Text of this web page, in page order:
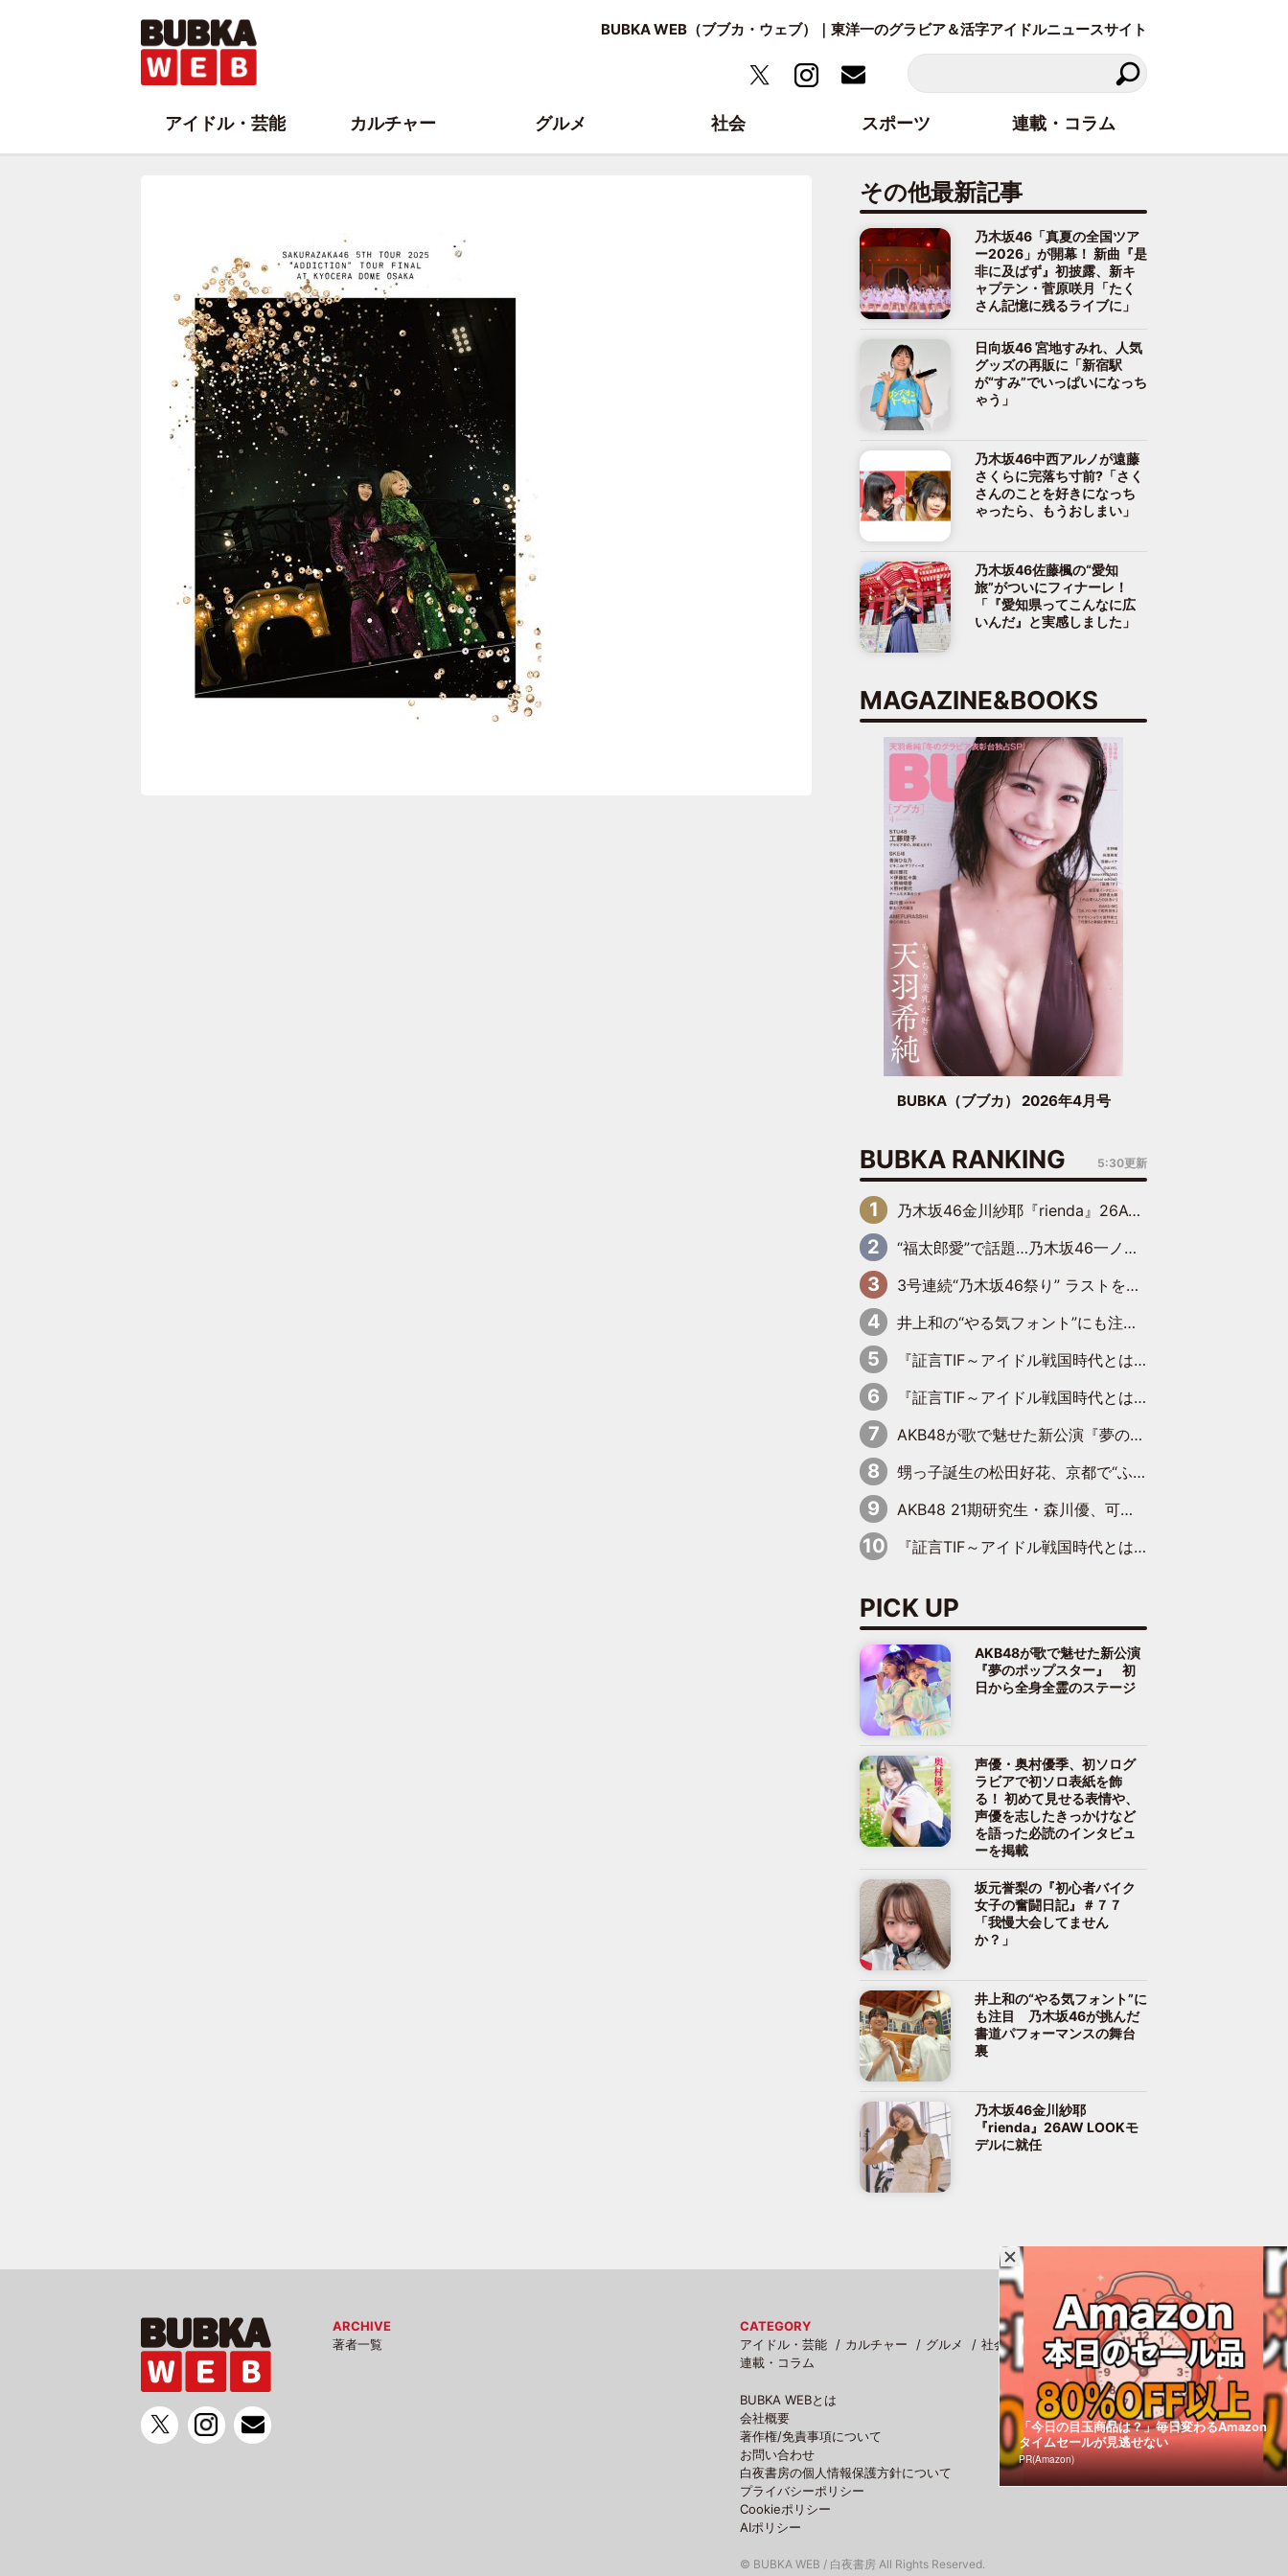
BUBKA WEB（ブブカ・ウェブ）｜東洋一のグラビア＆活字アイドルニュースサイト
その他最新記事
乃木坂46「真夏の全国ツア
ー2026」が開幕！ 新曲『是
非に及ばず』初披露、新キ
ャプテン・菅原咲月「たく
さん記憶に残るライブに」
日向坂46 宮地すみれ、人気
グッズの再販に「新宿駅
が“すみ”でいっぱいになっち
ゃう」
乃木坂46中西アルノが遠藤
さくらに完落ち寸前?「さく
さんのことを好きになっち
ゃったら、もうおしまい」
乃木坂46佐藤楓の“愛知
旅”がついにフィナーレ！
「『愛知県ってこんなに広
いんだ』と実感しました」
MAGAZINE&BOOKS
BUBKA（ブブカ） 2026年4月号
BUBKA RANKING 5:30更新
乃木坂46金川紗耶『rienda』26AW LOOKモデルに就任
“福太郎愛”で話題…乃木坂46一ノ瀬美空、地元福岡『めんべい25周年トップサポーター』に就任
3号連続“乃木坂46祭り” ラストを飾るのは賀喜遥香…5年ぶりの登場に「5年分大人になった私を見ていただけたら」
井上和の“やる気フォント”にも注目 乃木坂46が挑んだ書道パフォーマンスの舞台裏
『証言TIF～アイドル戦国時代とはなんだったのか～』第6回：でんぱ組.inc・古川未鈴×相沢梨紗「『ハロプロやりたかったな』って言ったら、夢眠ねむさんに『てめえはでんぱ組．incなんだよ！』って肩パンされて(笑)」
『証言TIF～アイドル戦国時代とはなんだったのか～』第11回：私立恵比寿中学・真山りか×安本彩花「TIFで10年ぶりのキョンシーメイクをしたら、場を完全に引かせてしまって。時代が変わったんだなって」
AKB48が歌で魅せた新公演『夢のポップスター』 初日から全身全霊のステージ
甥っ子誕生の松田好花、京都で“ふたつの家族”をはしご！ “母”黒谷友香に見送られ、“父”松岡昌宏とはハシゴ酒
AKB48 21期研究生・森川優、可愛さもある大人の女性に
『証言TIF～アイドル戦国時代とはなんだったのか～』第10回：さくら学院・武藤彩未×飯田らうら「正直、中3で辞めるというのを信じてなくて。そう言われてはいたけど、嘘でしょって」
PICK UP
AKB48が歌で魅せた新公演
『夢のポップスター』 初
日から全身全霊のステージ
声優・奥村優季、初ソログ
ラビアで初ソロ表紙を飾
る！ 初めて見せる表情や、
声優を志したきっかけなど
を語った必読のインタビュ
ーを掲載
坂元誉梨の『初心者バイク
女子の奮闘日記』＃７７
「我慢大会してません
か？」
井上和の“やる気フォント”に
も注目 乃木坂46が挑んだ
書道パフォーマンスの舞台
裏
乃木坂46金川紗耶
『rienda』26AW LOOKモ
デルに就任
ARCHIVE
著者一覧
CATEGORY
アイドル・芸能
カルチャー グルメ 社会
スポーツ
連載・コラム
BUBKA WEBとは
会社概要
著作権/免責事項について
お問い合わせ
白夜書房の個人情報保護方針について
プライバシーポリシー
Cookieポリシー
AIポリシー
© BUBKA WEB / 白夜書房 All Rights Reserved.
アイドル・芸能 カルチャー グルメ 社会 スポーツ 連載・コラム
「今日の目玉商品は？」毎日変わるAmazon
タイムセールが見逃せない
PR(Amazon)